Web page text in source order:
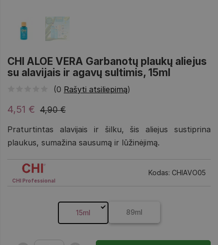
CHI ALOE VERA Garbanotų plaukų aliejus
su alavijais ir agavų sultimis, 15ml
(0 Rašyti atsiliepimą)
4,90 €
4,51 €
Praturtintas alavijais ir šilku, šis aliejus sustiprina
plaukus, sumažina sausumą ir lūžinėjimą.
CHI Professional
Kodas: CHIAVO05
15ml 89ml